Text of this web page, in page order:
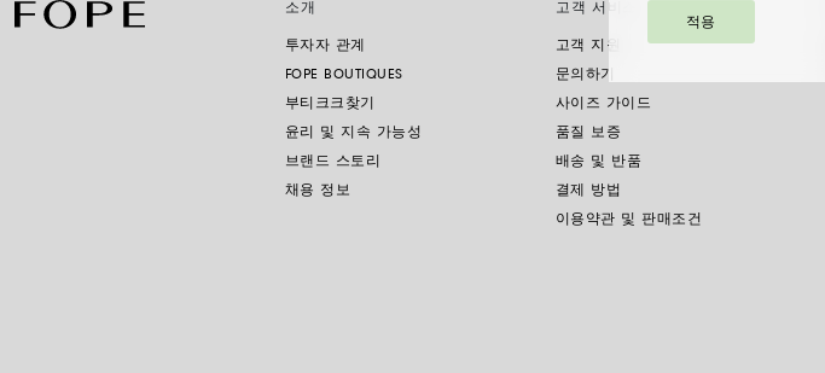
적용
소개
투자자 관계
FOPE BOUTIQUES
부티크크찾기
윤리 및 지속 가능성
브랜드 스토리
채용 정보
고객 서비스
고객 지원
문의하기
사이즈 가이드
품질 보증
배송 및 반품
결제 방법
이용약관 및 판매조건